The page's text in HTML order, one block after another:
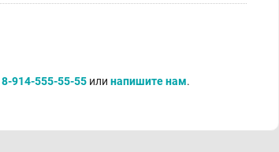
8-914-555-55-55 или напишите нам.